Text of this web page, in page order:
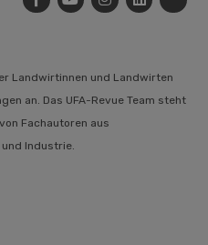
Landwirtinnen und Landwirten
an. Das UFA-Revue Team steht
Fachautoren aus
Industrie.